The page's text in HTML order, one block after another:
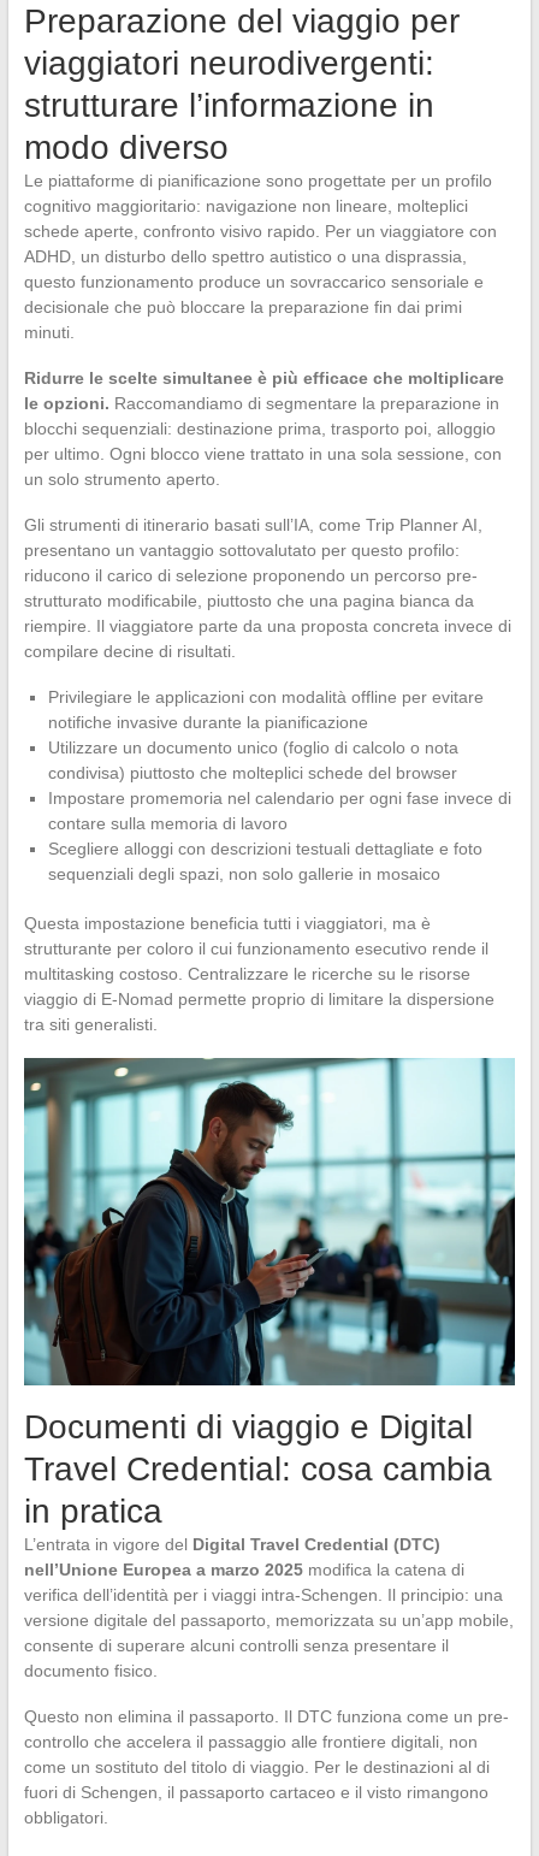
Preparazione del viaggio per
viaggiatori neurodivergenti:
strutturare l’informazione in
modo diverso
Le piattaforme di pianificazione sono progettate per un profilo
cognitivo maggioritario: navigazione non lineare, molteplici
schede aperte, confronto visivo rapido. Per un viaggiatore con
ADHD, un disturbo dello spettro autistico o una disprassia,
questo funzionamento produce un sovraccarico sensoriale e
decisionale che può bloccare la preparazione fin dai primi
minuti.
Ridurre le scelte simultanee è più efficace che moltiplicare
le opzioni. Raccomandiamo di segmentare la preparazione in
blocchi sequenziali: destinazione prima, trasporto poi, alloggio
per ultimo. Ogni blocco viene trattato in una sola sessione, con
un solo strumento aperto.
Gli strumenti di itinerario basati sull’IA, come Trip Planner AI,
presentano un vantaggio sottovalutato per questo profilo:
riducono il carico di selezione proponendo un percorso pre-
strutturato modificabile, piuttosto che una pagina bianca da
riempire. Il viaggiatore parte da una proposta concreta invece di
compilare decine di risultati.
Privilegiare le applicazioni con modalità offline per evitare
notifiche invasive durante la pianificazione
Utilizzare un documento unico (foglio di calcolo o nota
condivisa) piuttosto che molteplici schede del browser
Impostare promemoria nel calendario per ogni fase invece di
contare sulla memoria di lavoro
Scegliere alloggi con descrizioni testuali dettagliate e foto
sequenziali degli spazi, non solo gallerie in mosaico
Questa impostazione beneficia tutti i viaggiatori, ma è
strutturante per coloro il cui funzionamento esecutivo rende il
multitasking costoso. Centralizzare le ricerche su le risorse
viaggio di E-Nomad permette proprio di limitare la dispersione
tra siti generalisti.
Documenti di viaggio e Digital
Travel Credential: cosa cambia
in pratica
L’entrata in vigore del Digital Travel Credential (DTC)
nell’Unione Europea a marzo 2025modifica la catena di
verifica dell’identità per i viaggi intra-Schengen. Il principio: una
versione digitale del passaporto, memorizzata su un’app mobile,
consente di superare alcuni controlli senza presentare il
documento fisico.
Questo non elimina il passaporto. Il DTC funziona come un pre-
controllo che accelera il passaggio alle frontiere digitali, non
come un sostituto del titolo di viaggio. Per le destinazioni al di
fuori di Schengen, il passaporto cartaceo e il visto rimangono
obbligatori.